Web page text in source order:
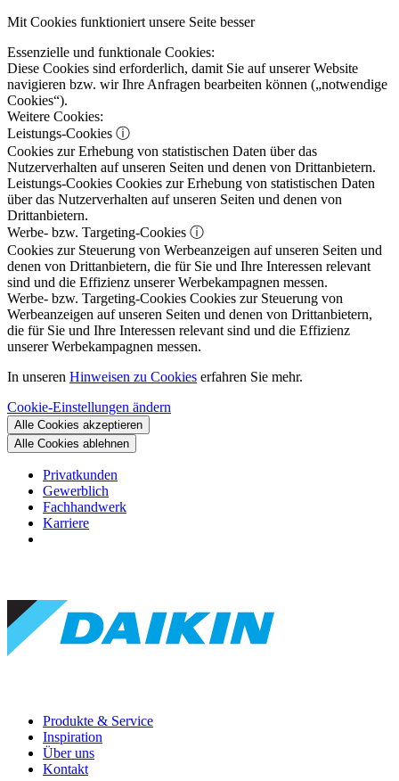
Mit Cookies funktioniert unsere Seite besser
Essenzielle und funktionale Cookies:
Diese Cookies sind erforderlich, damit Sie auf unserer Website
navigieren bzw. wir Ihre Anfragen bearbeiten können („notwendige
Cookies“).
Weitere Cookies:
Leistungs-Cookies ⓘ
Cookies zur Erhebung von statistischen Daten über das
Nutzerverhalten auf unseren Seiten und denen von Drittanbietern.
Leistungs-Cookies Cookies zur Erhebung von statistischen Daten
über das Nutzerverhalten auf unseren Seiten und denen von
Drittanbietern.
Werbe- bzw. Targeting-Cookies ⓘ
Cookies zur Steuerung von Werbeanzeigen auf unseren Seiten und
denen von Drittanbietern, die für Sie und Ihre Interessen relevant
sind und die Effizienz unserer Werbekampagnen messen.
Werbe- bzw. Targeting-Cookies Cookies zur Steuerung von
Werbeanzeigen auf unseren Seiten und denen von Drittanbietern,
die für Sie und Ihre Interessen relevant sind und die Effizienz
unserer Werbekampagnen messen.
In unseren Hinweisen zu Cookies erfahren Sie mehr.
Cookie-Einstellungen ändern
Alle Cookies akzeptieren
Alle Cookies ablehnen
Privatkunden
Gewerblich
Fachhandwerk
Karriere
Produkte & Service
Inspiration
Über uns
Kontakt